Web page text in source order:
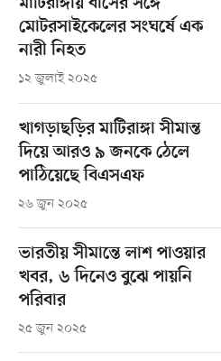
মাটিরাঙ্গায় বাসের সঙ্গে
মোটরসাইকেলের সংঘর্ষে এক
নারী নিহত
১২ জুলাই ২০২৫
খাগড়াছড়ির মাটিরাঙ্গা সীমান্ত
দিয়ে আরও ৯ জনকে ঠেলে
পাঠিয়েছে বিএসএফ
২৬ জুন ২০২৫
ভারতীয় সীমান্তে লাশ পাওয়ার
খবর, ৬ দিনেও বুঝে পায়নি
পরিবার
২৫ জুন ২০২৫